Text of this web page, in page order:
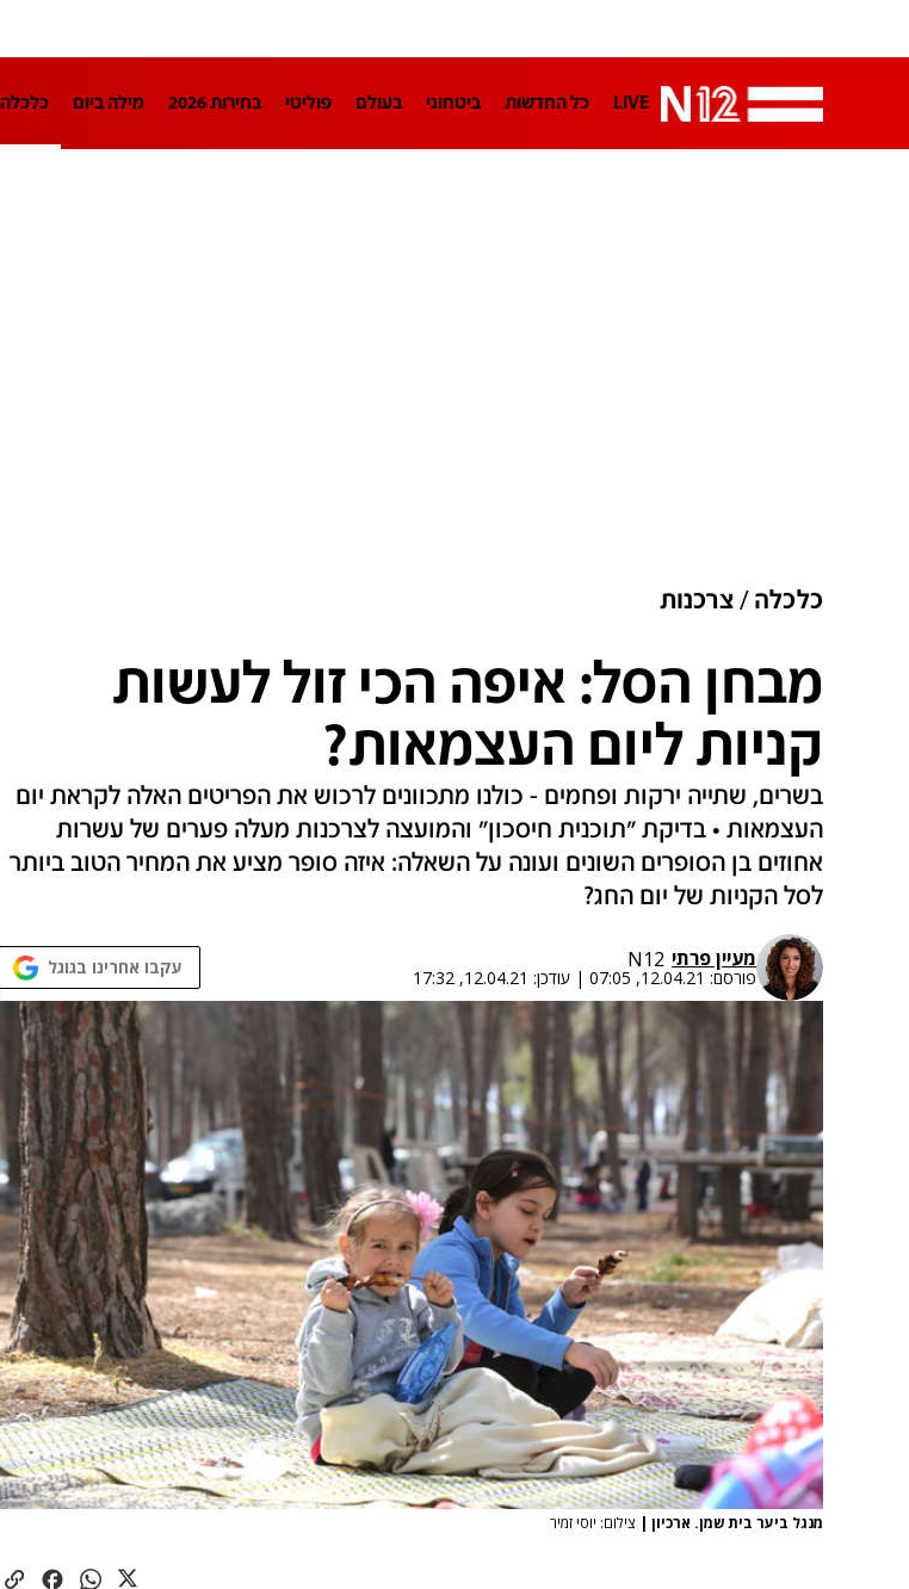
LIVE כל החדשות ביטחוני בעולם פוליטי בחירות 2026 מילה ביום כלכלה
כלכלה צרכנות
מבחן הסל: איפה הכי זול לעשות
קניות ליום העצמאות?
בשרים, שתייה ירקות ופחמים - כולנו מתכוונים לרכוש את הפריטים האלה לקראת יום
העצמאות • בדיקת "תוכנית חיסכון" והמועצה לצרכנות מעלה פערים של עשרות
אחוזים בן הסופרים השונים ועונה על השאלה: איזה סופר מציע את המחיר הטוב ביותר
לסל הקניות של יום החג?
מעיין פרתי N12
פורסם: 12.04.21, 07:05
| עודכן: 12.04.21, 17:32 עקבו אחרינו בגוגל
מנגל ביער בית שמן. ארכיון | צילום: יוסי זמיר